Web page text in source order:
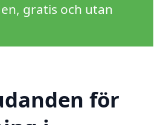
gratis och utan
för